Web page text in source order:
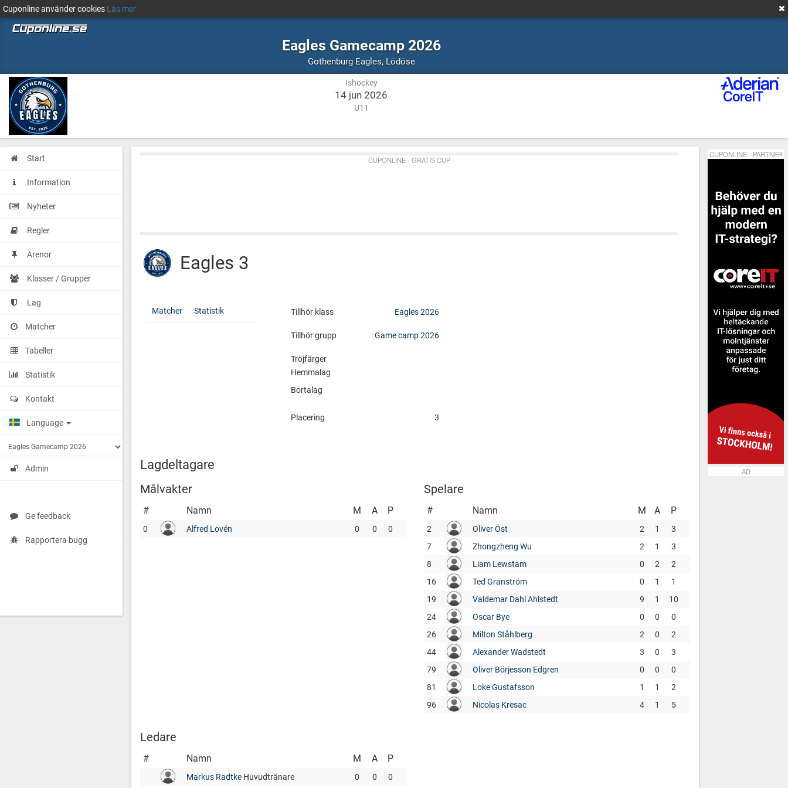
Cuponline använder cookies Läs mer
Eagles Gamecamp 2026
Gothenburg Eagles, Ishockey
LödöseLödöse
Ishockey
14 jun 2026
U11
Start
Information
Nyheter
Regler
Arenor
Klasser / Grupper
Lag
Matcher
Tabeller
Statistik
Kontakt
Language
Admin
Ge feedback
Rapportera bugg
CUPONLINE - GRATIS CUP
Eagles 3
cupid=39743&id=186690
Matcher Statistik Tillhör klass Eagles 2026
Tillhör grupp | Game camp 2026
Tröjfärger
Hemmalag
Bortalag
Placering 3
Lagdeltagare
Målvakter
# Namn M A P
0 Alfred Lovén 0 0 0
Spelare
# Namn M A P
2 Oliver Öst 2 1
3
7
Zhongzheng Wu 2 1
3
8
Liam Lewstam 0 2
2
16
Ted Granström 0 1
1
19
Valdemar Dahl Ahlstedt 9 1
10
24
Oscar Bye 0 0
0
26
Milton Ståhlberg 2 0
2
44
Alexander Wadstedt 3 0
3
79
Oliver Börjesson Edgren 0 0
0
81
Loke Gustafsson 1 1
2
96
Nicolas Kresac 4 1 5
Ledare
# Namn M A P
Markus Radtke Huvudtränare 0 0 0
CUPONLINE - PARTNER
AD